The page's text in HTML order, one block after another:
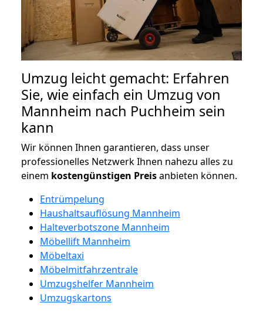
Umzug leicht gemacht: Erfahren
Sie, wie einfach ein Umzug von
Mannheim nach Puchheim sein
kann
Wir können Ihnen garantieren, dass unser
professionelles Netzwerk Ihnen nahezu alles zu
einem kostengünstigen Preisanbieten können.
Entrümpelung
Haushaltsauflösung Mannheim
Halteverbotszone Mannheim
Möbellift Mannheim
Möbeltaxi
Möbelmitfahrzentrale
Umzugshelfer Mannheim
Umzugskartons